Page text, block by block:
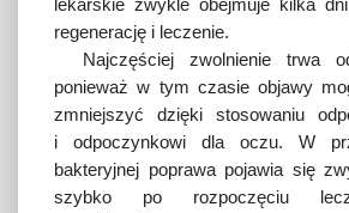
lekarskie zwykle obejmuje kilka
regenerację i leczenie.
Najczęściej zwolnienie
ponieważ w tym czasie objawy
zmniejszyć dzięki stosowaniu
i odpoczynkowi dla oczu. W
bakteryjnej poprawa pojawia się
szybko po rozpoczęciu